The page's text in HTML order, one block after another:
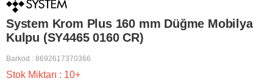
System Krom Plus 160 mm Düğme Mobilya
Kulpu (SY4465 0160 CR)
Barkod : 8692617370366
Stok Miktarı : 10+